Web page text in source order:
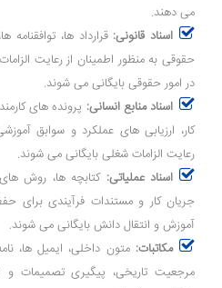
می ‌دهند.
اسناد قانونی: قرارداد ها، توافقنامه
حقوقی به منظور اطمینان از رعایت
در امور حقوقی بایگانی می ‌شوند.
اسناد منابع انسانی: پرونده ‌های
کار، ارزیابی‌ های عملکرد و سوابق
رعایت الزامات شغلی بایگانی می ‌شوند.
اسناد عملیاتی:
جریان کار و مستندات فرآیندی برای
آموزش و انتقال دانش بایگانی می ‌شوند.
مکاتبات: متون داخلی، ایمیل‌ ها،
مرجعیت تاریخی، پیگیری تصمیمات و